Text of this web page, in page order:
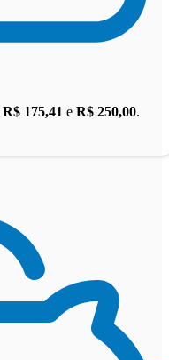
R$ 175,41 e R$ 250,00.